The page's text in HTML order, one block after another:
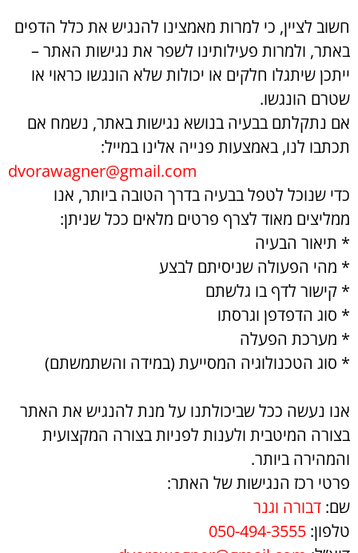
חשוב לציין, כי למרות מאמצינו להנגיש את כלל הדפים
באתר, ולמרות פעילותינו לשפר את נגישות האתר –
ייתכן שיתגלו חלקים או יכולות שלא הונגשו כראוי או
שטרם הונגשו.
אם נתקלתם בבעיה בנושא נגישות באתר, נשמח אם
תכתבו לנו, באמצעות פנייה אלינו במייל:
כדי שנוכל לטפל בבעיה בדרך הטובה ביותר, אנו
ממליצים מאוד לצרף פרטים מלאים ככל שניתן:
* תיאור הבעיה
* מהי הפעולה שניסיתם לבצע
* קישור לדף בו גלשתם
* סוג הדפדפן וגרסתו
* מערכת הפעלה
* סוג הטכנולוגיה המסייעת (במידה והשתמשתם)
אנו נעשה ככל שביכולתנו על מנת להנגיש את האתר
בצורה המיטבית ולענות לפניות בצורה המקצועית
והמהירה ביותר.
פרטי רכז הנגישות של האתר:
שם: דבורה וגנר
טלפון: 050-494-3555